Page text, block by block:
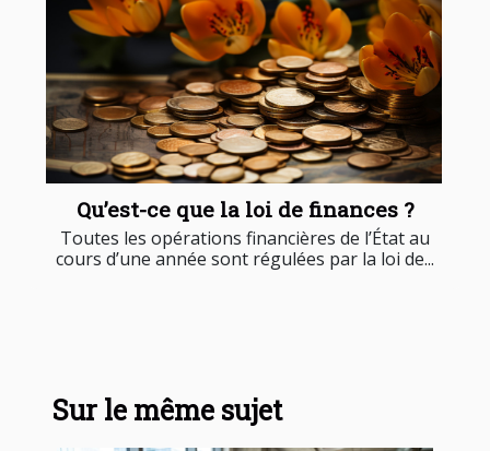
Qu’est-ce que la loi de finances ?
Toutes les opérations financières de l’État au
cours d’une année sont régulées par la loi de...
Sur le même sujet